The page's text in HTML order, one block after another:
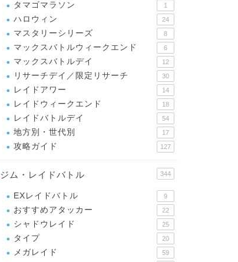
タマゴマラソン 1
ハロウィン 24
マスタリーシリーズ 8
マックスバトルウィークエンド 6
マックスバトルデイ 12
リサーチデイ／限定リサーチ 30
レイドアワー 14
レイドウィークエンド 18
レイドバトルデイ 54
地方別・世代別 17
攻略ガイド 127
ジム・レイドバトル 344
EXレイドバトル 9
おすすめアタッカー 22
シャドウレイド 25
タイプ 20
メガレイド 59